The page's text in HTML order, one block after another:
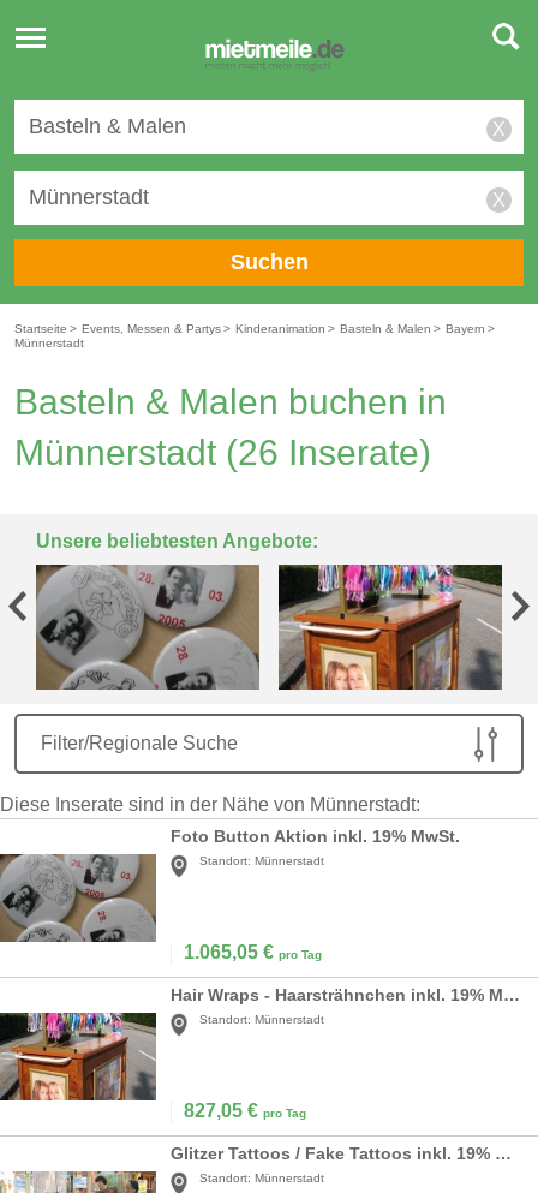
Toggle
navigation
X
X
Suchen
Startseite > Events, Messen & Partys> Kinderanimation > Basteln & Malen > Bayern >
Münnerstadt
Basteln & Malen buchen in
Münnerstadt (26 Inserate)
Unsere beliebtesten Angebote:
Filter/Regionale Suche
Diese Inserate sind in der Nähe von Münnerstadt:
Foto Button Aktion inkl. 19% MwSt.
Standort: Münnerstadt
1.065,05 € pro Tag
Hair Wraps - Haarsträhnchen inkl. 19% MwSt.
Standort: Münnerstadt
827,05 € pro Tag
Glitzer Tattoos / Fake Tattoos inkl. 19% MwSt.
Standort: Münnerstadt